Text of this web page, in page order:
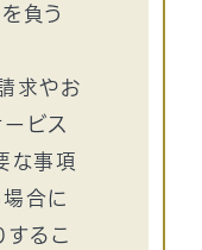
負う
求やお
ビス
な事項
合に
するこ